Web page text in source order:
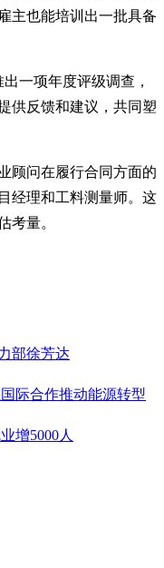
主也能培训出一批具备
一项年度评级调查，
供反馈和建议，共同塑
顾问在履行合同方面的
经理和工料测量师。这
考量。
部徐芳达
际合作推动能源转型
增5000人